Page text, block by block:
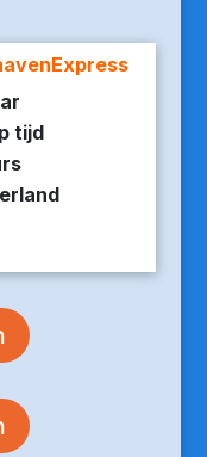
tijd